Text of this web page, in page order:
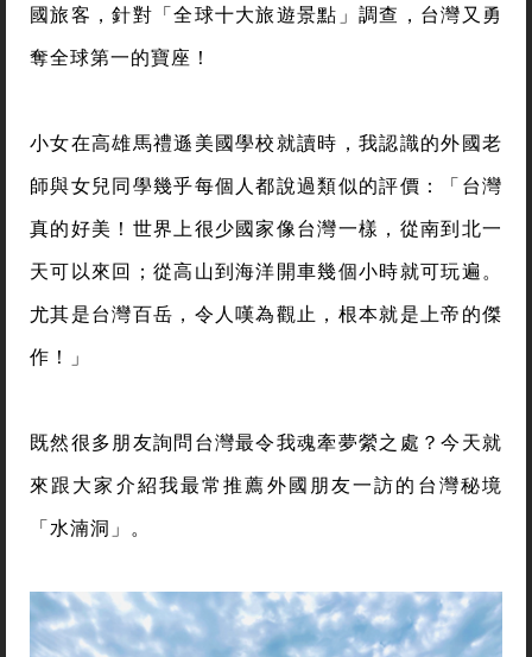
國旅客，針對「全球十大旅遊景點」調查，台灣又勇
奪全球第一的寶座！
小女在高雄馬禮遜美國學校就讀時，我認識的外國老
師與女兒同學幾乎每個人都說過類似的評價：「台灣
真的好美！世界上很少國家像台灣一樣，從南到北一
天可以來回；從高山到海洋開車幾個小時就可玩遍。
尤其是台灣百岳，令人嘆為觀止，根本就是上帝的傑
作！」
既然很多朋友詢問台灣最令我魂牽夢縈之處？今天就
來跟大家介紹我最常推薦外國朋友一訪的台灣秘境
「水湳洞」。